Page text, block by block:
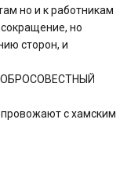
но и к работникам
но
сторон, и
с хамским